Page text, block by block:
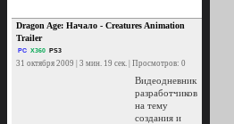
Dragon Age: Начало - Creatures Animation
Trailer
PC X360 PS3
31 октября 2009 | 3 мин. 19 сек. | Просмотров: 0
Видеодневник
разработчиков
на тему
создания и